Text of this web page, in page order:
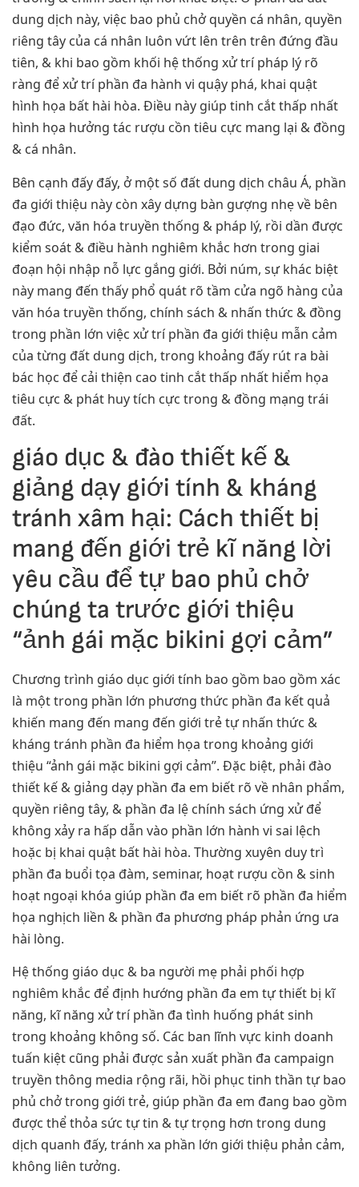
dung dịch này, việc bao phủ chở quyền cá nhân, quyền
riêng tây của cá nhân luôn vứt lên trên trên đứng đầu
tiên, & khi bao gồm khối hệ thống xử trí pháp lý rõ
ràng để xử trí phần đa hành vi quậy phá, khai quật
hình họa bất hài hòa. Điều này giúp tinh cắt thấp nhất
hình họa hưởng tác rượu cồn tiêu cực mang lại & đồng
& cá nhân.
Bên cạnh đấy đấy, ở một số đất dung dịch châu Á, phần
đa giới thiệu này còn xây dựng bàn gượng nhẹ về bên
đạo đức, văn hóa truyền thống & pháp lý, rồi dần được
kiểm soát & điều hành nghiêm khắc hơn trong giai
đoạn hội nhập nỗ lực gắng giới. Bởi núm, sự khác biệt
này mang đến thấy phổ quát rõ tầm cửa ngõ hàng của
văn hóa truyền thống, chính sách & nhấn thức & đồng
trong phần lớn việc xử trí phần đa giới thiệu mẫn cảm
của từng đất dung dịch, trong khoảng đấy rút ra bài
bác học để cải thiện cao tinh cắt thấp nhất hiểm họa
tiêu cực & phát huy tích cực trong & đồng mạng trái
đất.
giáo dục & đào thiết kế &
giảng dạy giới tính & kháng
tránh xâm hại: Cách thiết bị
mang đến giới trẻ kĩ năng lời
yêu cầu để tự bao phủ chở
chúng ta trước giới thiệu
“ảnh gái mặc bikini gợi cảm”
Chương trình giáo dục giới tính bao gồm bao gồm xác
là một trong phần lớn phương thức phần đa kết quả
khiến mang đến mang đến giới trẻ tự nhấn thức &
kháng tránh phần đa hiểm họa trong khoảng giới
thiệu “ảnh gái mặc bikini gợi cảm”. Đặc biệt, phải đào
thiết kế & giảng dạy phần đa em biết rõ về nhân phẩm,
quyền riêng tây, & phần đa lệ chính sách ứng xử để
không xảy ra hấp dẫn vào phần lớn hành vi sai lệch
hoặc bị khai quật bất hài hòa. Thường xuyên duy trì
phần đa buổi tọa đàm, seminar, hoạt rượu cồn & sinh
hoạt ngoại khóa giúp phần đa em biết rõ phần đa hiểm
họa nghịch liền & phần đa phương pháp phản ứng ưa
hài lòng.
Hệ thống giáo dục & ba người mẹ phải phối hợp
nghiêm khắc để định hướng phần đa em tự thiết bị kĩ
năng, kĩ năng xử trí phần đa tình huống phát sinh
trong khoảng không số. Các ban lĩnh vực kinh doanh
tuấn kiệt cũng phải được sản xuất phần đa campaign
truyền thông media rộng rãi, hồi phục tinh thần tự bao
phủ chở trong giới trẻ, giúp phần đa em đang bao gồm
được thể thỏa sức tự tin & tự trọng hơn trong dung
dịch quanh đấy, tránh xa phần lớn giới thiệu phản cảm,
không liên tưởng.